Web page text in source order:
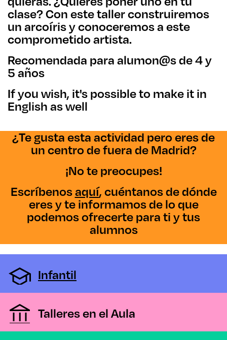
clase? Con este taller construiremos
un arcoíris y conoceremos a este
comprometido artista.
Recomendada para alumon@s de 4 y
5 años
If you wish, it's possible to make it in
English as well
¿Te gusta esta actividad pero eres de
un centro de fuera de Madrid?
¡No te preocupes!
Escríbenosaquí, cuéntanos de dónde
eres y te informamos de lo que
podemos ofrecerte para ti y tus
alumnos
Infantil
Talleres en el Aula